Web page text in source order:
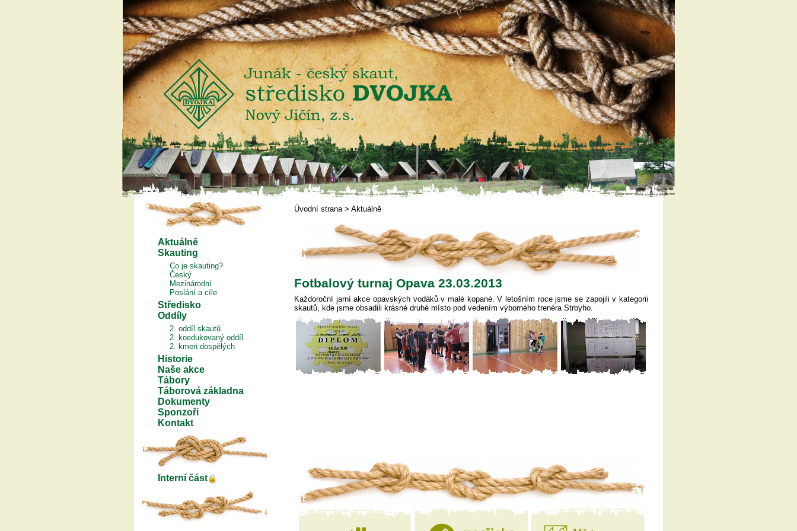
Aktuálně
Skauting
Co je skauting?
Český
Mezinárodní
Poslání a cíle
Středisko
Oddíly
2. oddíl skautů
2. koedukovaný oddíl
2. kmen dospělých
Historie
Naše akce
Tábory
Táborová základna
Dokumenty
Sponzoři
Kontakt
Interní část
Úvodní strana> Aktuálně
Fotbalový turnaj Opava 23.03.2013
Každoroční jarní akce opavských vodáků v malé kopané. V letošním roce jsme se zapojili v kategorii
skautů, kde jsme obsadili krásné druhé místo pod vedením výborného trenéra Strbyho.